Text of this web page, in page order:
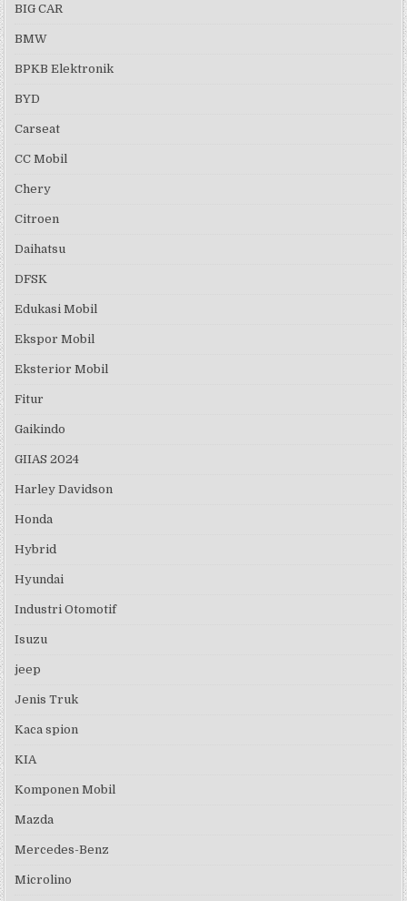
BIG CAR
BMW
BPKB Elektronik
BYD
Carseat
CC Mobil
Chery
Citroen
Daihatsu
DFSK
Edukasi Mobil
Ekspor Mobil
Eksterior Mobil
Fitur
Gaikindo
GIIAS 2024
Harley Davidson
Honda
Hybrid
Hyundai
Industri Otomotif
Isuzu
jeep
Jenis Truk
Kaca spion
KIA
Komponen Mobil
Mazda
Mercedes-Benz
Microlino